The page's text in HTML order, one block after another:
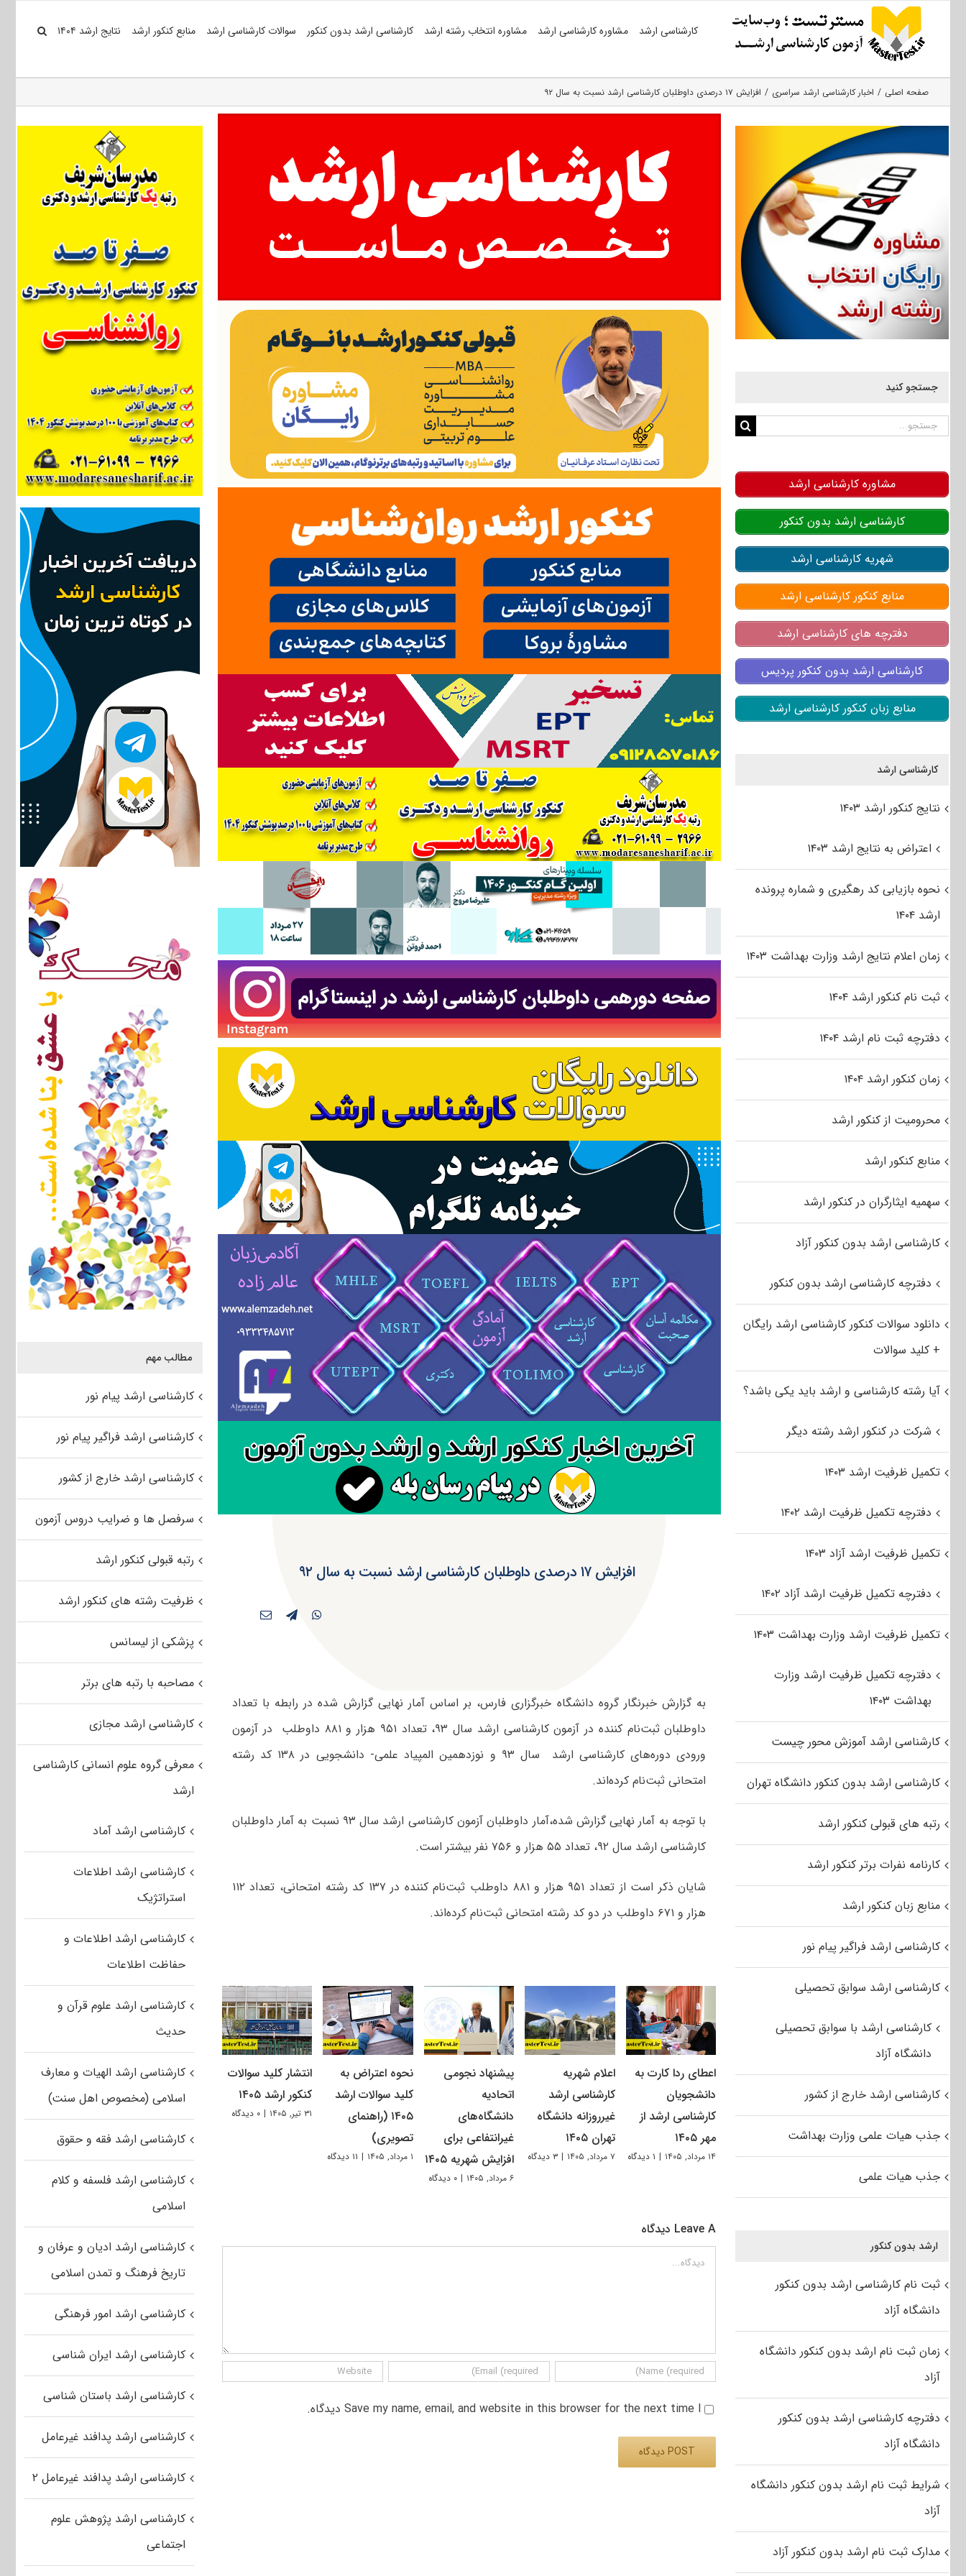
کارشناسی ارشد مشاوره کارشناسی ارشد مشاوره انتخاب رشته ارشد کارشناسی ارشد بدون کنکور سوالات کارشناسی ارشد منابع کنکور ارشد نتایج ارشد ۱۴۰۴
صفحه اصلی اخبار کارشناسی ارشد سراسری افزایش ۱۷ درصدی داوطلبان کارشناسی ارشد نسبت به سال ۹۲
افزایش ۱۷ درصدی داوطلبان کارشناسی ارشد نسبت به سال ۹۲
به گزارش خبرنگار گروه دانشگاه خبرگزاری فارس، بر اساس آمار نهایی گزارش شده در رابطه با تعداد
داوطلبان ثبت‌نام کننده در آزمون کارشناسی ارشد سال ۹۳، تعداد ۹۵۱ هزار و ۸۸۱ داوطلب در آزمون
ورودی دوره‌های کارشناسی ارشد سال ۹۳ و نوزدهمین المپیاد علمی- دانشجویی در ۱۳۸ کد رشته
امتحانی ثبت‌نام کرده‌اند.
با توجه به آمار نهایی گزارش شده،آمار داوطلبان آزمون کارشناسی ارشد سال ۹۳ نسبت به آمار داوطلبان
کارشناسی ارشد سال ۹۲، تعداد ۵۵ هزار و ۷۵۶ نفر بیشتر است.
شایان ذکر است از تعداد ۹۵۱ هزار و ۸۸۱ داوطلب ثبت‌نام کننده در ۱۳۷ کد رشته امتحانی، تعداد ۱۱۲
هزار و ۶۷۱ داوطلب در دو کد رشته امتحانی ثبت‌نام کرده‌اند.
اعطای ردا کارت به
دانشجویان
کارشناسی ارشد از
مهر ۱۴۰۵
۱۴ مرداد, ۱۴۰۵ | ۱ دیدگاه
اعلام شهریه
کارشناسی ارشد
غیرروزانه دانشگاه
تهران ۱۴۰۵
۷ مرداد, ۱۴۰۵ | ۳ دیدگاه
پیشنهاد نجومی
اتحادیه
دانشگاه‌های
غیرانتفاعی برای
افزایش شهریه ۱۴۰۵
۶ مرداد, ۱۴۰۵ | ۰ دیدگاه
نحوه اعتراض به
کلید سوالات ارشد
۱۴۰۵ (راهنمای
تصویری)
۱ مرداد, ۱۴۰۵ | ۱۱ دیدگاه
انتشار کلید سوالات
کنکور ارشد ۱۴۰۵
۳۱ تیر, ۱۴۰۵ | ۰ دیدگاه
Leave A دیدگاه
دیدگاه
Save my name, email, and website in this browser for the next time I دیدگاه.
مطالب مهم
کارشناسی ارشد پیام نور
کارشناسی ارشد فراگیر پیام نور
کارشناسی ارشد خارج از کشور
سرفصل ها و ضرایب دروس آزمون
رتبه قبولی کنکور ارشد
ظرفیت رشته های کنکور ارشد
پزشکی از لیسانس
مصاحبه با رتبه های برتر
کارشناسی ارشد مجازی
معرفی گروه علوم انسانی کارشناسی
ارشد
کارشناسی ارشد آماد
کارشناسی ارشد اطلاعات
استراتژیک
کارشناسی ارشد اطلاعات و
حفاظت اطلاعات
کارشناسی ارشد علوم قرآن و
حدیث
کارشناسی ارشد الهیات و معارف
اسلامی (مخصوص اهل سنت)
کارشناسی ارشد فقه و حقوق
کارشناسی ارشد فلسفه و کلام
اسلامی
کارشناسی ارشد ادیان و عرفان و
تاریخ فرهنگ و تمدن اسلامی
کارشناسی ارشد امور فرهنگی
کارشناسی ارشد ایران شناسی
کارشناسی ارشد باستان شناسی
کارشناسی ارشد پدافند غیرعامل
کارشناسی ارشد پدافند غیرعامل ۲
کارشناسی ارشد پژوهش علوم
اجتماعی
جستجو کنید
جستجو
مشاوره کارشناسی ارشد
کارشناسی ارشد بدون کنکور
شهریه کارشناسی ارشد
منابع کنکور کارشناسی ارشد
دفترچه های کارشناسی ارشد
کارشناسی ارشد بدون کنکور پردیس
منابع زبان کنکور کارشناسی ارشد
کارشناسی ارشد
نتایج کنکور ارشد ۱۴۰۳
اعتراض به نتایج ارشد ۱۴۰۳
نحوه بازیابی کد رهگیری و شماره پرونده
ارشد ۱۴۰۴
زمان اعلام نتایج ارشد وزارت بهداشت ۱۴۰۳
ثبت نام کنکور ارشد ۱۴۰۴
دفترچه ثبت نام ارشد ۱۴۰۴
زمان کنکور ارشد ۱۴۰۴
محرومیت از کنکور ارشد
منابع کنکور ارشد
سهمیه ایثارگران در کنکور ارشد
کارشناسی ارشد بدون کنکور آزاد
دفترچه کارشناسی ارشد بدون کنکور
دانلود سوالات کنکور کارشناسی ارشد رایگان
+ کلید سوالات
آیا رشته کارشناسی و ارشد باید یکی باشد؟
شرکت در کنکور ارشد رشته دیگر
تکمیل ظرفیت ارشد ۱۴۰۳
دفترچه تکمیل ظرفیت ارشد ۱۴۰۲
تکمیل ظرفیت ارشد آزاد ۱۴۰۳
دفترچه تکمیل ظرفیت ارشد آزاد ۱۴۰۲
تکمیل ظرفیت ارشد وزارت بهداشت ۱۴۰۳
دفترچه تکمیل ظرفیت ارشد وزارت
بهداشت ۱۴۰۳
کارشناسی ارشد آموزش محور چیست
کارشناسی ارشد بدون کنکور دانشگاه تهران
رتبه های قبولی کنکور ارشد
کارنامه نفرات برتر کنکور ارشد
منابع زبان کنکور ارشد
کارشناسی ارشد فراگیر پیام نور
کارشناسی ارشد سوابق تحصیلی
کارشناسی ارشد با سوابق تحصیلی
دانشگاه آزاد
کارشناسی ارشد خارج از کشور
جذب هیات علمی وزارت بهداشت
جذب هیات علمی
ارشد بدون کنکور
ثبت نام کارشناسی ارشد بدون کنکور
دانشگاه آزاد
زمان ثبت نام ارشد بدون کنکور دانشگاه
آزاد
دفترچه کارشناسی ارشد بدون کنکور
دانشگاه آزاد
شرایط ثبت نام ارشد بدون کنکور دانشگاه
آزاد
مدارک ثبت نام ارشد بدون کنکور آزاد